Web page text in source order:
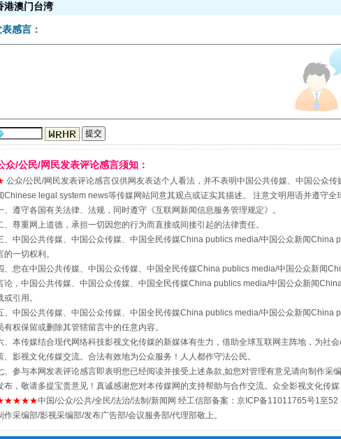
全民健身五年计划来了！等你上场
港澳门台湾
表感言：
众/公民/网民发表评论感言须知：
公众/公民/网民发表评论感言仅供网友表达个人看法，并不表明中国公共传媒、中国公
Chinese legal system news等传媒网站同意其观点或证实其描述。 注意文明用语并遵守全
、遵守各国有关法律、法规，同时遵守《互联网新闻信息服务管理规定》。
、尊重网上道德，承担一切因您的行为而直接或间接引起的法律责任。
、中国公共传媒、中国公众传媒、中国全民传媒China publics media/中国公众新闻
的一切权利。
、您在中国公共传媒、中国公众传媒、中国全民传媒China publics media/中国公众新闻
论，中国公共传媒、中国公众传媒、中国全民传媒China publics media/中国公众新闻
或引用。
、中国公共传媒、中国公众传媒、中国全民传媒China publics media/中国公众新闻
有权保留或删除其管辖留言中的任意内容。
、本传媒结合现代网络科技影视文化传媒的新媒体有生力，借助全球互联网主阵地，为社
、影视文化传媒交流。合法有效地为公众服务！人人都作守法公民。
、参与本网发表评论感言即表明您已经阅读并接受上述条款,如您对管理有意见请向制作
布，敬请多提宝贵意见！真诚感谢您对本传媒网的支持帮助与合作交流。众全影视文化传
中国/公众/公共/全民/法治/法制/新闻网 经工信部备案：京ICP备11011765号1至
作采编部/影视采编部/发布广告部/会议服务部/代理部敬上。